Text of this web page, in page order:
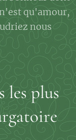
qu'amour,
nous
les plus